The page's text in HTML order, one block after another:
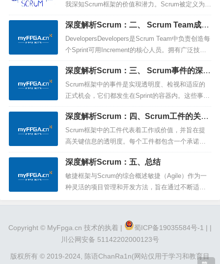
我深知Scrum框架的价值和潜力。Scrum被定义为一
个轻量级的框架，旨在通过自适应解决方案帮助个
人、团队和组织创造价值。在这篇博文中，我将深
入探讨Scrum的定义、理论、价值观以及Scrum Tea
m的关键角色。Scrum的定义Sc...
深度解析Scrum：二、 Scrum Team成员
的关键角色
DevelopersDevelopers是Scrum Team中负责创造每
个Sprint可用Increment的核心人员。拥有广泛技
能，其职责包括创建Sprint计划（Sprint Backlo
g）、注入质量通过遵循Done的定义、每天根据Spri
nt Goal调整计划，以及对彼此负责作为专业人
士。...
深度解析Scrum：三、 Scrum事件的深入
解析
Scrum框架中的事件是实现透明度、检视和适应的
正式机会，它们都发生在Sprint的容器内。这些事件
不仅创造了规律性，还最小化了对Scrum之外未定
义的会议的需求。以下是Scrum框架中的关键事
件：SprintSprint是Scrum的核心，是创意转化为价
值的地方。作为一个固定时长的事件，为期一个
月...
深度解析Scrum：四、Scrum工件的关键
角色和承诺
Scrum框架中的工件代表着工作或价值，并旨在提
高关键信息的透明度。每个工件都包含一个承诺，
以确保它提供可增强透明度并聚焦于可度量进展的
信息。以下是Scrum框架中三个重要的工件及其关
键承诺：1. Product BacklogProduct Backlog是一
份涌现的、有序的清单，列出了改进产品所...
深度解析Scrum：五、总结
敏捷框架与Scrum的综合概述敏捷（Agile）作为一
种灵活的项目管理和开发方法，旨在通过不断适应
架之一，通过其独特的角色、事件和工件，提供了
一种有效的组织和管理复杂项目的方式。敏捷原则
与核心价值观敏捷方法的...
Copyright © MyFpga.cn 技术的执着 | 蜀ICP备19035584号-1 | |
川公网安备 51142202000123号
版权所有 © 2019-2024, 陈语ChanRa1n(网站仅用于学习和教育目